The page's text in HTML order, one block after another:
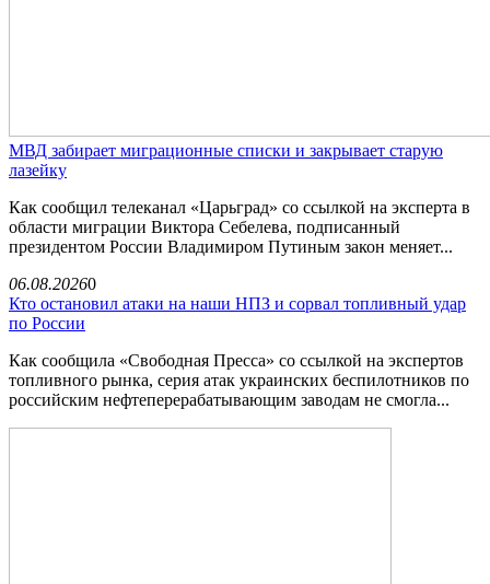
МВД забирает миграционные списки и закрывает старую
лазейку
Как сообщил телеканал «Царьград» со ссылкой на эксперта в
области миграции Виктора Себелева, подписанный
президентом России Владимиром Путиным закон меняет...
06.08.20260
Кто остановил атаки на наши НПЗ и сорвал топливный удар
по России
Как сообщила «Свободная Пресса» со ссылкой на экспертов
топливного рынка, серия атак украинских беспилотников по
российским нефтеперерабатывающим заводам не смогла...